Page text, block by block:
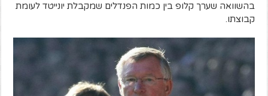
בהשוואה שערך קלופ בין כמות הפנדלים שמקבלת יונייטד לעומת
קבוצתו.